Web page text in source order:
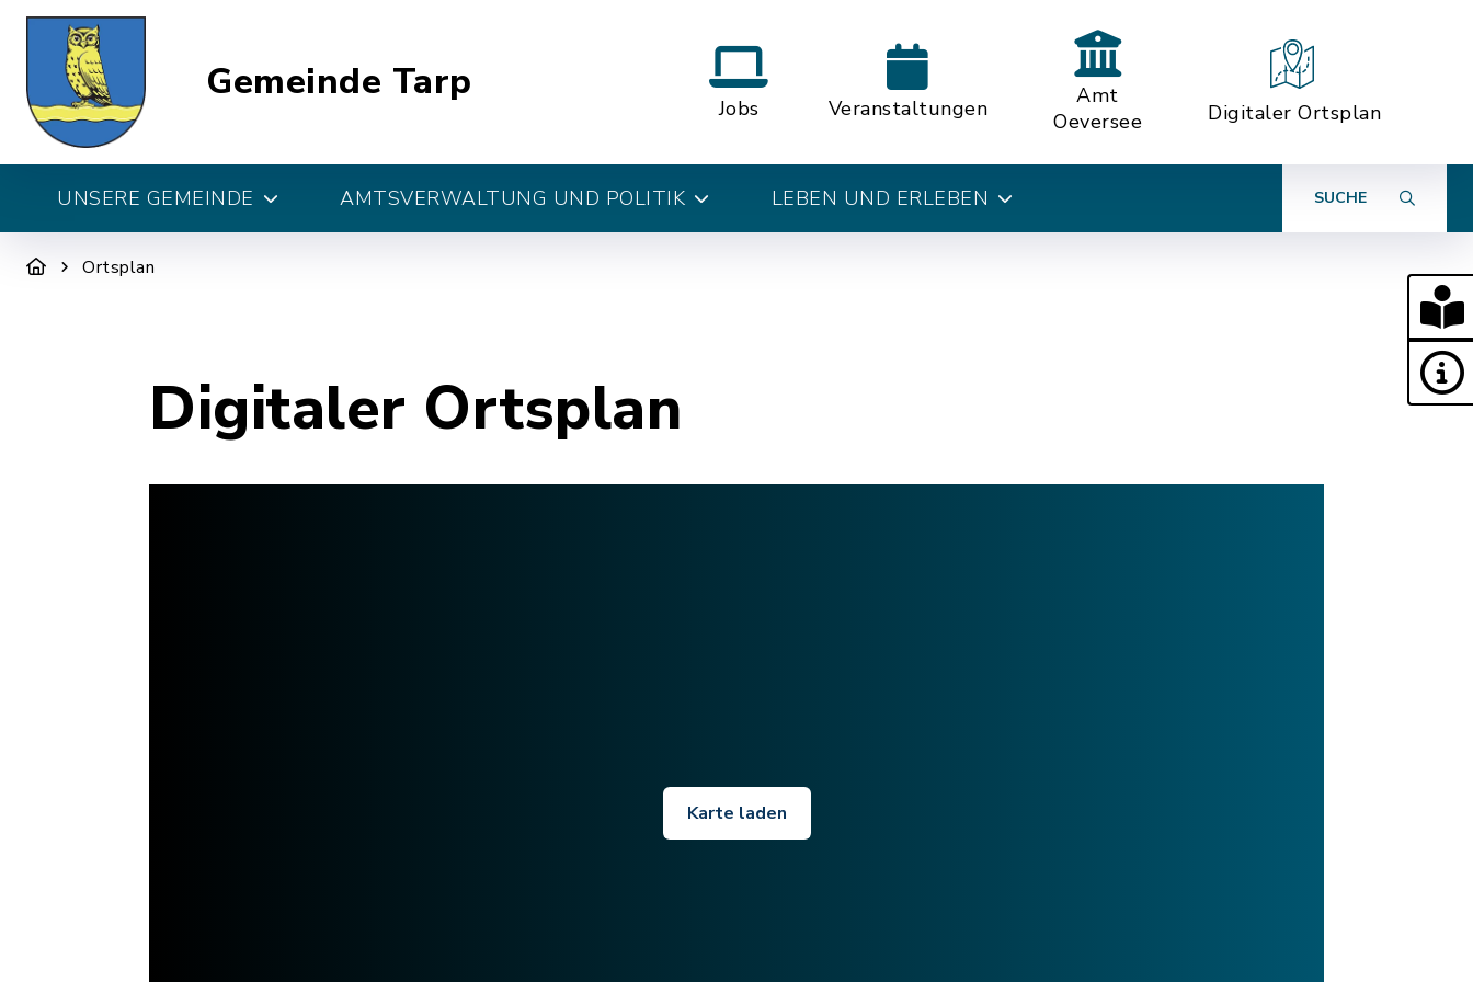
Gemeinde Tarp
Jobs Veranstaltungen
Amt
Oeversee
Digitaler Ortsplan
UNSERE GEMEINDE AMTSVERWALTUNG UND POLITIK LEBEN UND ERLEBEN SUCHE
Ortsplan
Digitaler Ortsplan
Karte laden